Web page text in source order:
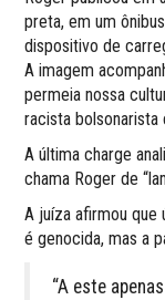
preta, em um
dispositivo de
A imagem
permeia nossa
racista bolsonarista
A última charge
chama Roger de
A juíza afirmou que
é genocida, mas a
“A este